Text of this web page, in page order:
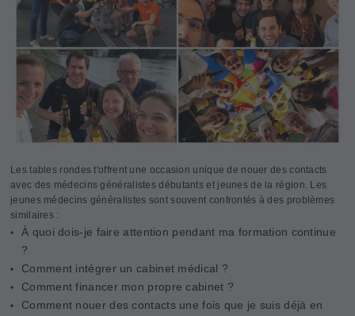
Les tables rondes t'offrent une occasion unique de nouer des contacts
avec des médecins généralistes débutants et jeunes de la région. Les
jeunes médecins généralistes sont souvent confrontés à des problèmes
similaires :
À quoi dois-je faire attention pendant ma formation continue
?
Comment intégrer un cabinet médical ?
Comment financer mon propre cabinet ?
Comment nouer des contacts une fois que je suis déjà en